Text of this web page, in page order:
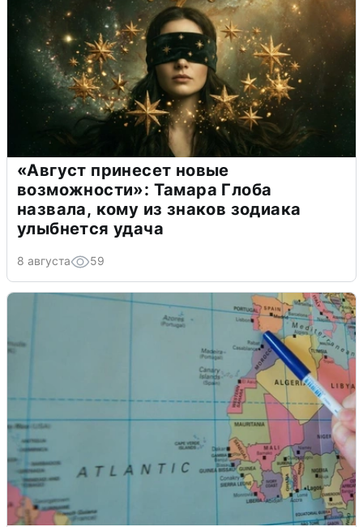
«Август принесет новые
возможности»: Тамара Глоба
назвала, кому из знаков зодиака
улыбнется удача
8 августа 59